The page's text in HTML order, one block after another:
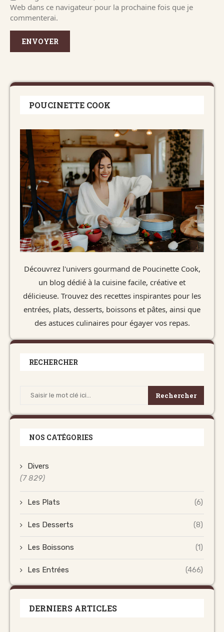
Web dans ce navigateur pour la prochaine fois que je
commenterai.
POUCINETTE COOK
Découvrez l'univers gourmand de Poucinette Cook,
un blog dédié à la cuisine facile, créative et
délicieuse. Trouvez des recettes inspirantes pour les
entrées, plats, desserts, boissons et pâtes, ainsi que
des astuces culinaires pour égayer vos repas.
RECHERCHER
Rechercher
NOS CATÉGORIES
Divers
(7 829)
Les Plats (6)
Les Desserts (8)
Les Boissons (1)
Les Entrées (466)
DERNIERS ARTICLES